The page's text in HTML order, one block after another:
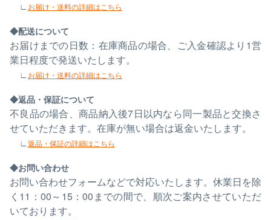
お届け・送料の詳細はこちら
配送について
お届けまでの日数：在庫商品の場合、ご入金確認より1営
業日程度で発送いたします。
お届け・送料の詳細はこちら
返品・保証について
不良品の場合、商品納入後7日以内なら同一製品と交換さ
せていただきます。在庫が無い場合は返金いたします。
返品・保証の詳細はこちら
お問い合わせ
お問い合わせフォームなどで対応いたします。休業日を除
く11：00～15：00までの間で、順次ご案内させていただ
いております。